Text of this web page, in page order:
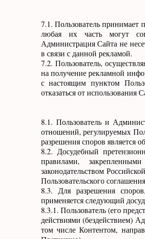
7.1. Пользователь принимает
любая их часть могут
Администрация Сайта не
в связи с данной рекламой.
7.2. Пользователь,
на получение рекламной
с настоящим пунктом
отказаться от использования
8.1. Пользователь и
отношений, регулируемых
разрешения споров является
8.2. Досудебный
правилами,
законодательством
Пользовательского
8.3. Для разрешения
применяется следующий
8.3.1. Пользователь (его
действиями (бездействием)
том числе Контентом,